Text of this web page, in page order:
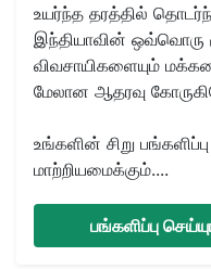
உயர்ந்த தரத்தில்
இந்தியாவின் ஒவ்வொரு
விவசாயிகளையும்
மேலான ஆதரவு
உங்களின் சிறு
மாற்றியமைக்கும்....
பங்களிப்பு